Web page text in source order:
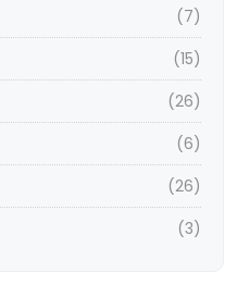
(7)
(15)
(26)
(6)
(26)
(3)